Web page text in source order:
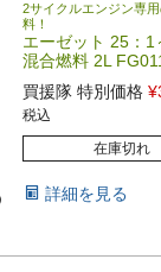
2サイクルエンジン専
料！
エーゼット 25：1
混合燃料 2L
買援隊 特別価格 ¥
税込
在庫切れ
詳細を見る